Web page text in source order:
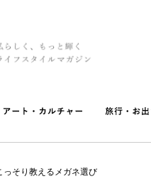
そり教えるメガネ選び